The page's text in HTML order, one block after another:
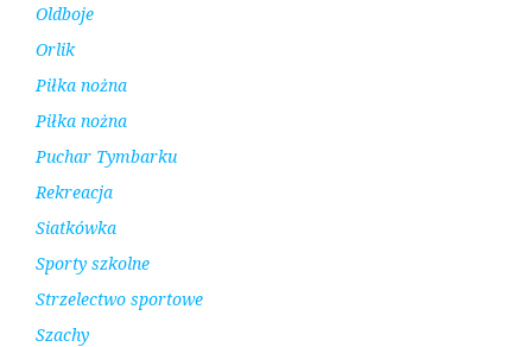
Oldboje
Orlik
Piłka nożna
Piłka nożna
Puchar Tymbarku
Rekreacja
Siatkówka
Sporty szkolne
Strzelectwo sportowe
Szachy